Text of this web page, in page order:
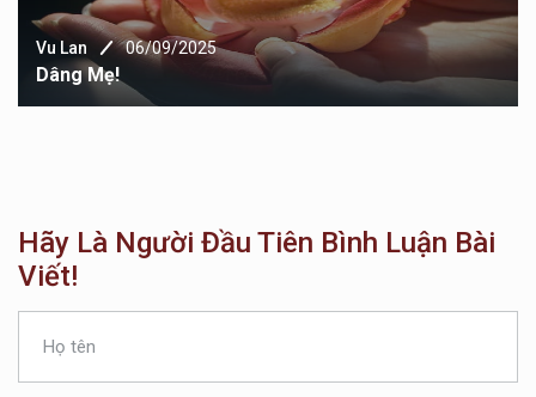
Vu Lan 06/09/2025
Dâng Mẹ!
Hãy Là Người Đầu Tiên Bình Luận Bài
Viết!